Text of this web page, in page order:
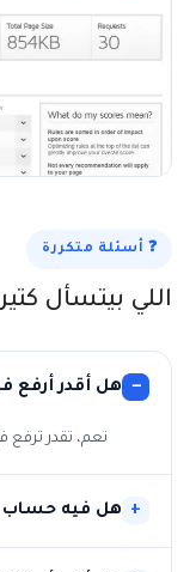
❓ أسئلة متكررة
اللي بيتسأل كتير
هل أقدر أرفع
نعم، تقدر
هل فيه حساب